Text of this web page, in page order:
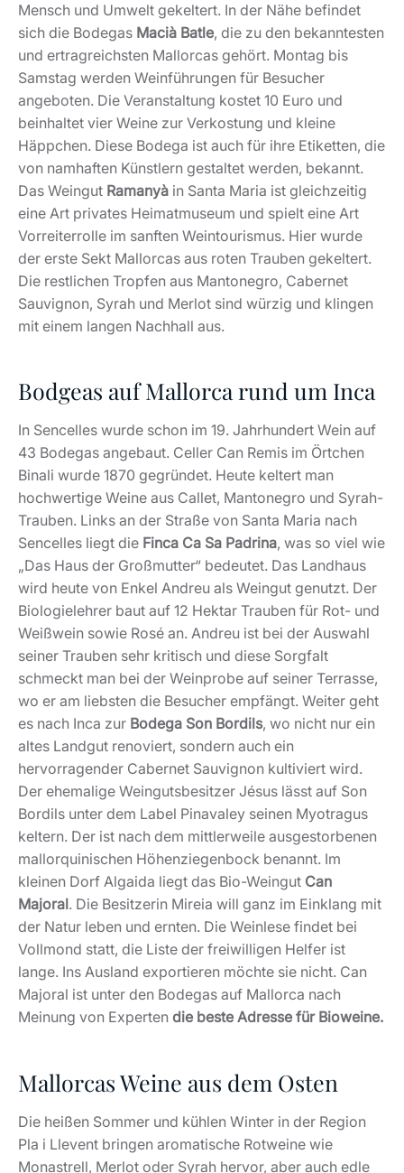
Mensch und Umwelt gekeltert. In der Nähe befindet
sich die Bodegas Macià Batle, die zu den bekanntesten
und ertragreichsten Mallorcas gehört. Montag bis
Samstag werden Weinführungen für Besucher
angeboten. Die Veranstaltung kostet 10 Euro und
beinhaltet vier Weine zur Verkostung und kleine
Häppchen. Diese Bodega ist auch für ihre Etiketten, die
von namhaften Künstlern gestaltet werden, bekannt.
Das Weingut Ramanyà in Santa Maria ist gleichzeitig
eine Art privates Heimatmuseum und spielt eine Art
Vorreiterrolle im sanften Weintourismus. Hier wurde
der erste Sekt Mallorcas aus roten Trauben gekeltert.
Die restlichen Tropfen aus Mantonegro, Cabernet
Sauvignon, Syrah und Merlot sind würzig und klingen
mit einem langen Nachhall aus.
Bodgeas auf Mallorca rund um Inca
In Sencelles wurde schon im 19. Jahrhundert Wein auf
43 Bodegas angebaut. Celler Can Remis im Örtchen
Binali wurde 1870 gegründet. Heute keltert man
hochwertige Weine aus Callet, Mantonegro und Syrah-
Trauben. Links an der Straße von Santa Maria nach
Sencelles liegt die Finca Ca Sa Padrina, was so viel wie
„Das Haus der Großmutter“ bedeutet. Das Landhaus
wird heute von Enkel Andreu als Weingut genutzt. Der
Biologielehrer baut auf 12 Hektar Trauben für Rot- und
Weißwein sowie Rosé an. Andreu ist bei der Auswahl
seiner Trauben sehr kritisch und diese Sorgfalt
schmeckt man bei der Weinprobe auf seiner Terrasse,
wo er am liebsten die Besucher empfängt. Weiter geht
es nach Inca zur Bodega Son Bordils, wo nicht nur ein
altes Landgut renoviert, sondern auch ein
hervorragender Cabernet Sauvignon kultiviert wird.
Der ehemalige Weingutsbesitzer Jésus lässt auf Son
Bordils unter dem Label Pinavaley seinen Myotragus
keltern. Der ist nach dem mittlerweile ausgestorbenen
mallorquinischen Höhenziegenbock benannt. Im
kleinen Dorf Algaida liegt das Bio-Weingut Can
Majoral. Die Besitzerin Mireia will ganz im Einklang mit
der Natur leben und ernten. Die Weinlese findet bei
Vollmond statt, die Liste der freiwilligen Helfer ist
lange. Ins Ausland exportieren möchte sie nicht. Can
Majoral ist unter den Bodegas auf Mallorca nach
Meinung von Experten die beste Adresse für Bioweine.
Mallorcas Weine aus dem Osten
Die heißen Sommer und kühlen Winter in der Region
Pla i Llevent bringen aromatische Rotweine wie
Monastrell, Merlot oder Syrah hervor, aber auch edle